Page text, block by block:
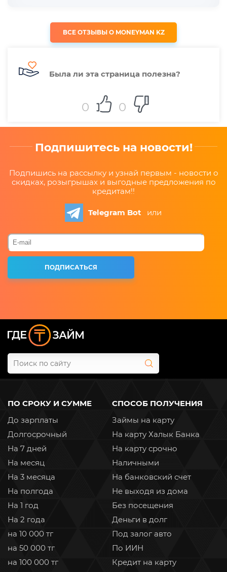
ВСЕ ОТЗЫВЫ О MONEYMAN KZ
Была ли эта страница полезна?
0 0
Подпишитесь на новости!
Подпишись на рассылку и узнай первым - новости о
скидках, розыгрышах и выгодные предложения по
кредитам!!
Telegram Bot или
ПО СРОКУ И СУММЕ
До зарплаты
Долгосрочный
На 7 дней
На месяц
На 3 месяца
На полгода
На 1 год
На 2 года
на 10 000 тг
на 50 000 тг
на 100 000 тг
СПОСОБ ПОЛУЧЕНИЯ
Займы на карту
На карту Халык Банка
На карту срочно
Наличными
На банковский счет
Не выходя из дома
Без посещения
Деньги в долг
Под залог авто
По ИИН
Кредит на карту